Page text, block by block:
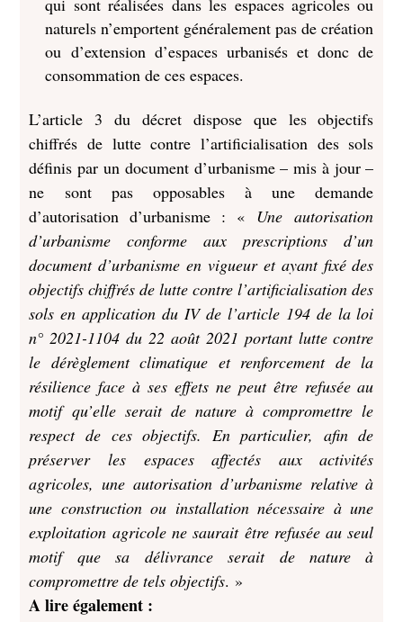
qui sont réalisées dans les espaces agricoles ou
naturels n’emportent généralement pas de création
ou d’extension d’espaces urbanisés et donc de
consommation de ces espaces.
L’article 3 du décret dispose que les objectifs
chiffrés de lutte contre l’artificialisation des sols
définis par un document d’urbanisme – mis à jour –
ne sont pas opposables à une demande
d’autorisation d’urbanisme : « Une autorisation
d’urbanisme conforme aux prescriptions d’un
document d’urbanisme en vigueur et ayant fixé des
objectifs chiffrés de lutte contre l’artificialisation des
sols en application du IV de l’article 194 de la loi
n° 2021-1104 du 22 août 2021 portant lutte contre
le dérèglement climatique et renforcement de la
résilience face à ses effets ne peut être refusée au
motif qu’elle serait de nature à compromettre le
respect de ces objectifs. En particulier, afin de
préserver les espaces affectés aux activités
agricoles, une autorisation d’urbanisme relative à
une construction ou installation nécessaire à une
exploitation agricole ne saurait être refusée au seul
motif que sa délivrance serait de nature à
compromettre de tels objectifs. »
A lire également :